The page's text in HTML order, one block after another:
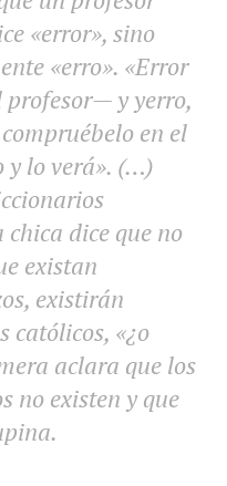
«error», sino
«erro». «Error
y yerro,
en el
y lo verá». (…)
dice que no
existan
existirán
católicos, «¿o
aclara que los
no existen y que